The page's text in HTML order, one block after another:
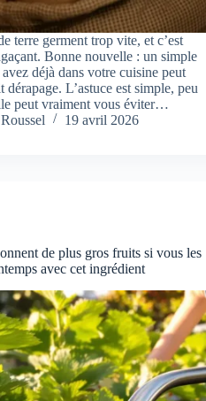
terre germent trop vite, et c’est
Bonne nouvelle : un simple
déjà dans votre cuisine peut
dérapage. L’astuce est simple, peu
peut vraiment vous éviter…
19 avril 2026
de plus gros fruits si vous les
avec cet ingrédient